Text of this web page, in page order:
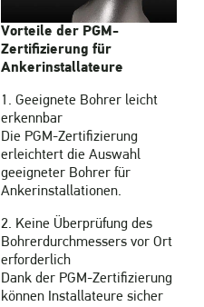
Vorteile der PGM-
Zertifizierung für
Ankerinstallateure
1. Geeignete Bohrer leicht
erkennbar
Die PGM-Zertifizierung
erleichtert die Auswahl
geeigneter Bohrer für
Ankerinstallationen.
2. Keine Überprüfung des
Bohrerdurchmessers vor Ort
erforderlich
Dank der PGM-Zertifizierung
können Installateure sicher